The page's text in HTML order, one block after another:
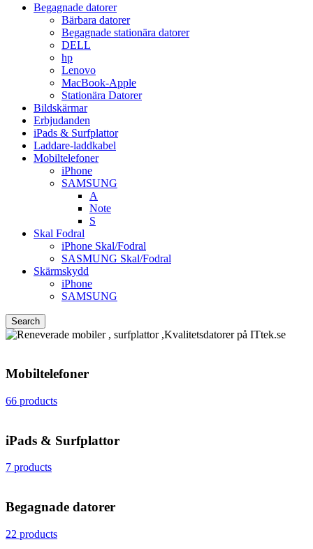
Begagnade datorer
Bärbara datorer
Begagnade stationära datorer
DELL
hp
Lenovo
MacBook-Apple
Stationära Datorer
Bildskärmar
Erbjudanden
iPads & Surfplattor
Laddare-laddkabel
Mobiltelefoner
iPhone
SAMSUNG
A
Note
S
Skal Fodral
iPhone Skal/Fodral
SASMUNG Skal/Fodral
Skärmskydd
iPhone
SAMSUNG
Search
Mobiltelefoner
66 products
iPads & Surfplattor
7 products
Begagnade datorer
22 products